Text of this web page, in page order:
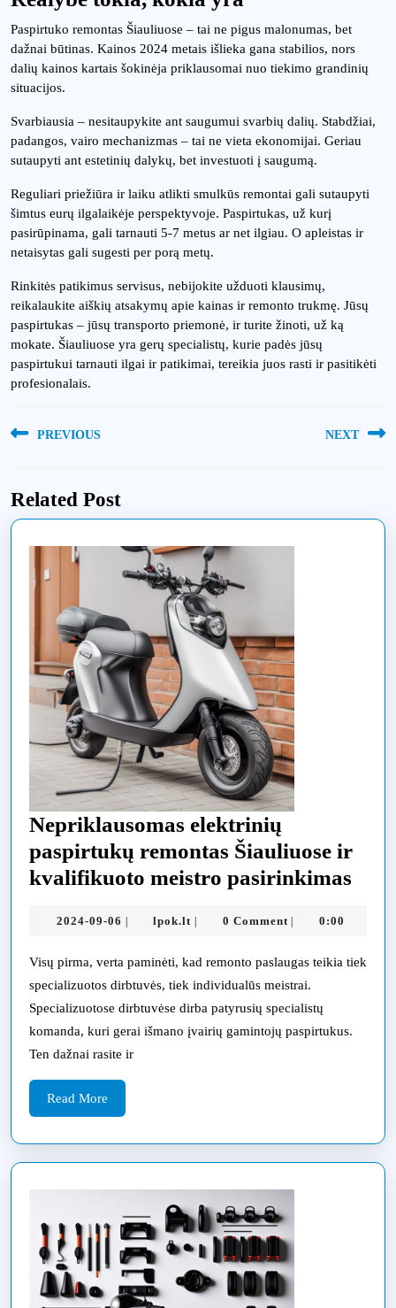
Paspirtuko remontas Šiauliuose – tai ne pigus malonumas, bet
dažnai būtinas. Kainos 2024 metais išlieka gana stabilios, nors
dalių kainos kartais šokinėja priklausomai nuo tiekimo grandinių
situacijos.
Svarbiausia – nesitaupykite ant saugumui svarbių dalių. Stabdžiai,
padangos, vairo mechanizmas – tai ne vieta ekonomijai. Geriau
sutaupyti ant estetinių dalykų, bet investuoti į saugumą.
Reguliari priežiūra ir laiku atlikti smulkūs remontai gali sutaupyti
šimtus eurų ilgalaikėje perspektyvoje. Paspirtukas, už kurį
pasirūpinama, gali tarnauti 5-7 metus ar net ilgiau. O apleistas ir
netaisytas gali sugesti per porą metų.
Rinkitės patikimus servisus, nebijokite užduoti klausimų,
reikalaukite aiškių atsakymų apie kainas ir remonto trukmę. Jūsų
paspirtukas – jūsų transporto priemonė, ir turite žinoti, už ką
mokate. Šiauliuose yra gerų specialistų, kurie padės jūsų
paspirtukui tarnauti ilgai ir patikimai, tereikia juos rasti ir pasitikėti
profesionalais.
tarpPREVIOUS NEXT
Related Post
Nepriklausomas elektrinių
paspirtukų remontas Šiauliuose ir
kvalifikuoto meistro pasirinkimas
2024-09-06 2024-lpok.lt lpok.lt0 Comment 0:00
Visų pirma, verta paminėti, kad remonto paslaugas teikia tiek
specializuotos dirbtuvės, tiek individualūs meistrai.
Specializuotose dirbtuvėse dirba patyrusių specialistų
komanda, kuri gerai išmano įvairių gamintojų paspirtukus.
Ten dažnai rasite ir
Read More
More